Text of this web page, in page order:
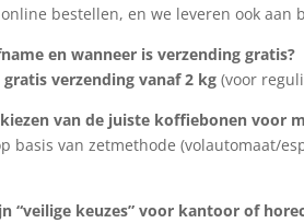
bestellen, en we leveren ook
en wanneer is verzending gratis?
gratis verzending vanaf 2 kg (voor
van de juiste koffiebonen voor
basis van zetmethode (volautomaat/
“veilige keuzes” voor kantoor of